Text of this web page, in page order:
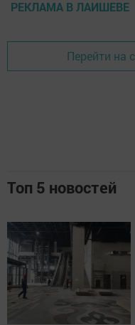
РЕКЛАМА В ЛАИШЕВЕ
Перейти на
Топ 5 новостей